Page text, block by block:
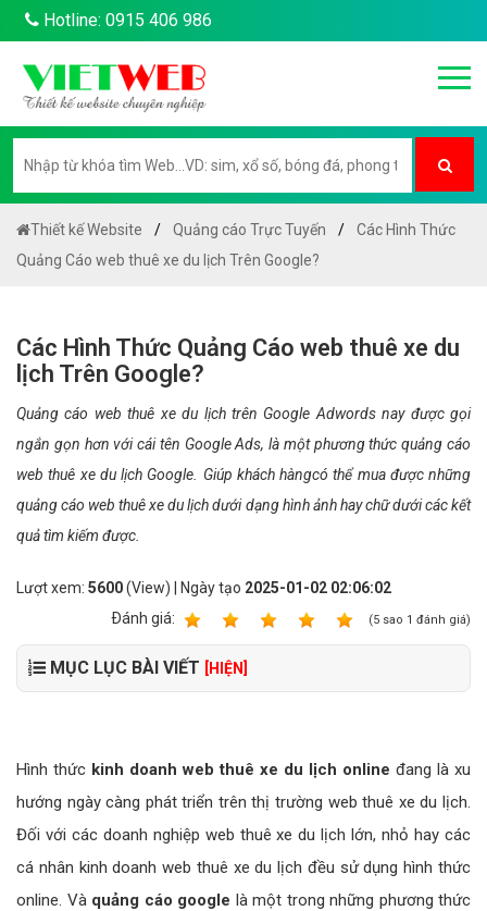
Hotline: 0915 406 986
Thiết kế Website Quảng cáo Trực Tuyến
Các Hình Thức
Quảng Cáo web thuê xe du lịch Trên Google?
Các Hình Thức Quảng Cáo web thuê xe du
lịch Trên Google?
Quảng cáo web thuê xe du lịch trên Google Adwords nay được gọi
ngắn gọn hơn với cái tên Google Ads, là một phương thức quảng cáo
web thuê xe du lịch Google. Giúp khách hàngcó thể mua được những
quảng cáo web thuê xe du lịch dưới dạng hình ảnh hay chữ dưới các kết
quả tìm kiếm được.
Lượt xem: 5600(View) | Ngày tạo 2025-01-02 02:06:02
Ðánh giá:
(5 sao 1 đánh giá)
MỤC LỤC BÀI VIẾT [HIỆN]
Hình thức kinh doanh web thuê xe du lịch online đang là xu
hướng ngày càng phát triển trên thị trường web thuê xe du lịch.
Đối với các doanh nghiệp web thuê xe du lịch lớn, nhỏ hay các
cá nhân kinh doanh web thuê xe du lịch đều sử dụng hình thức
online. Và quảng cáo google là một trong những phương thức